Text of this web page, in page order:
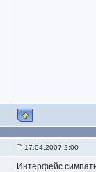
17.04.2007 2:00
Интерфейс